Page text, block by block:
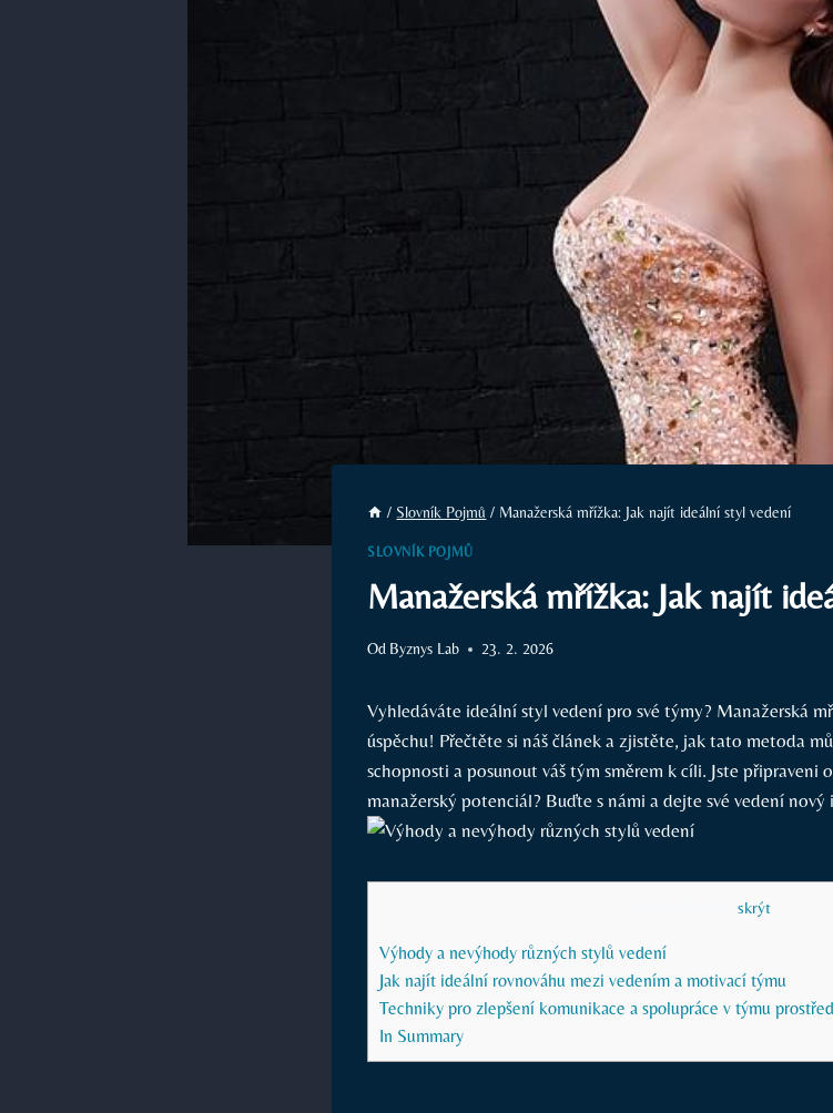
/ Slovník Pojmů / Manažerská mřížka: Jak najít ideální styl vedení
SLOVNÍK POJMŮ
Manažerská mřížka: Jak najít
Od Byznys Lab 23. 2. 2026
Vyhledáváte ideální styl vedení pro své týmy? Manažerská
úspěchu! Přečtěte si náš článek a zjistěte, jak tato metoda
schopnosti a posunout váš tým směrem k cíli. Jste
manažerský potenciál? Buďte s námi a dejte své vedení nový
skrýt]
Výhody a nevýhody různých stylů vedení
Jak najít ideální rovnováhu mezi vedením a motivací týmu
Techniky pro zlepšení komunikace a spolupráce v týmu
In Summary